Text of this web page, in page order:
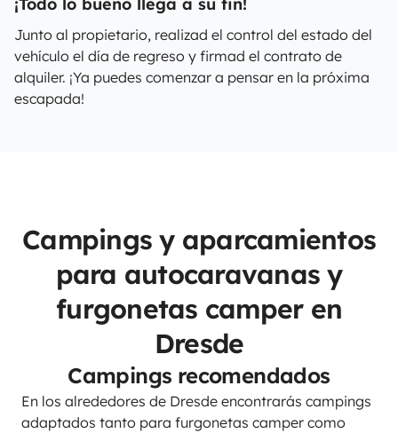
Junto al propietario, realizad el control del estado del
vehículo el día de regreso y firmad el contrato de
alquiler. ¡Ya puedes comenzar a pensar en la próxima
escapada!
Campings y aparcamientos
para autocaravanas y
furgonetas camper en
Dresde
Campings recomendados
En los alrededores de Dresde encontrarás campings
adaptados tanto para furgonetas camper como